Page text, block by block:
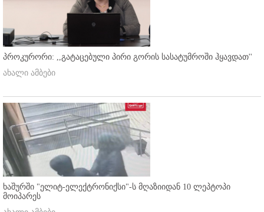
პროკურორი: ,,გატაცებული პირი გორის სასატუმროში ჰყავდათ''
ახალი ამბები
ხაშურში "ელიტ-ელექტრონიქსი"-ს მღაზიიდან 10 ლეპტოპი
მოიპარეს